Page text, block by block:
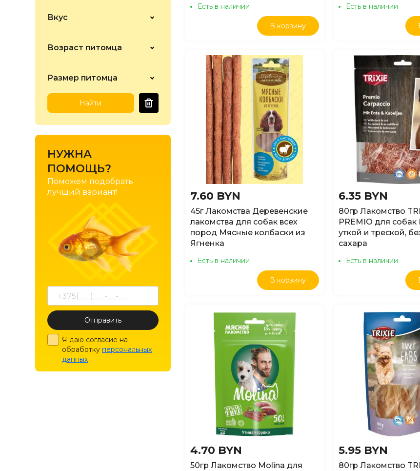
Вкус
Возраст питомца
Размер питомца
Найти
НУЖНА
ПОМОЩЬ?
Поможем подобрать
лучший вариант!
Отправить
Я даю согласие на
обработку персональных
данных
Есть в наличии
В корзину
Есть в наличии
7.60 BYN
45г Лакомства Деревенские
лакомства для собак всех
пород Мясные колбаски из
Ягненка
Есть в наличии
В корзину
6.35 BYN
80гр Лакомство
PREMIO для собак
уткой и треской,
сахара
Есть в наличии
4.70 BYN
50гр Лакомство Molina для
5.95 BYN
80гр Лакомство